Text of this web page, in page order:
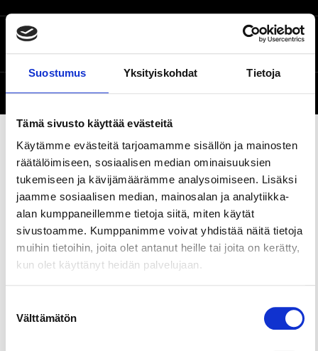
Suostumus Yksityiskohdat Tietoja
Tämä sivusto käyttää evästeitä
Käytämme evästeitä tarjoamamme sisällön ja mainosten
räätälöimiseen, sosiaalisen median ominaisuuksien
tukemiseen ja kävijämäärämme analysoimiseen. Lisäksi
jaamme sosiaalisen median, mainosalan ja analytiikka-
alan kumppaneillemme tietoja siitä, miten käytät
sivustoamme. Kumppanimme voivat yhdistää näitä tietoja
muihin tietoihin, joita olet antanut heille tai joita on kerätty,
kun olet käyttänyt heidän palvelujaan.
valinta
Välttämätön
Kauppakatu 23, Mänttä-
Vilppula
Jaa sivu
Ihastuttava kahvila hotelli Alexanderin alakerrassa.
Tarjoamme hotelliaamiaista, salaatteja, burgereita
(tehty paikallisesta luomulihasta), ja uuniperunoita.
Valikoima erilaisia kahveja, suolaisia ja makeita
hotelliaamiaisen, syödä lounaan ja shoppailla! Ja
kaikki tämä samassa rakennuksessa.